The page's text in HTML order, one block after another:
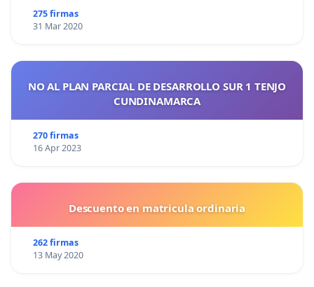
275 firmas
31 Mar 2020
NO AL PLAN PARCIAL DE DESARROLLO SUR 1 TENJO
CUNDINAMARCA
270 firmas
16 Apr 2023
Descuento en matricula ordinaria
262 firmas
13 May 2020